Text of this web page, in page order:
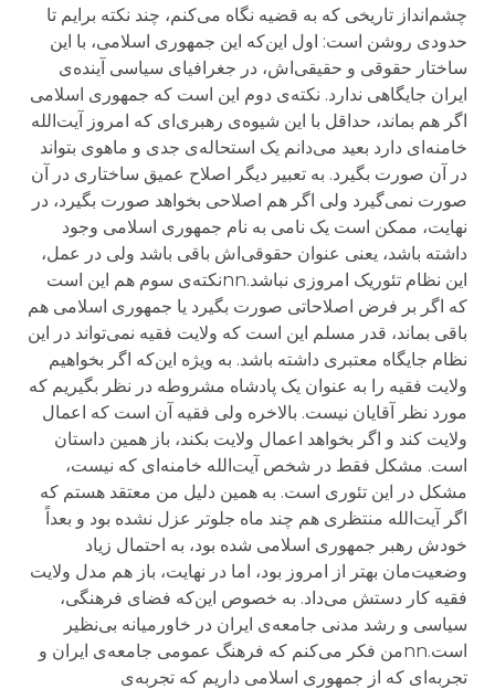
چشم‌انداز تاریخی که به قضیه نگاه می‌کنم، چند نکته برایم تا
حدودی روشن است: اول این‌که این جمهوری اسلامی، با این
ساختار حقوقی و حقیقی‌اش، در جغرافیای سیاسی آینده‌ی
ایران جایگاهی ندارد. نکته‌ی دوم این است که جمهوری اسلامی
اگر هم بماند، حداقل با این شیوه‌ی رهبری‌ای که امروز آیت‌الله
خامنه‌ای دارد بعید می‌دانم یک استحاله‌ی جدی و ماهوی بتواند
در آن صورت بگیرد. به تعبیر دیگر اصلاح عمیق ساختاری در آن
صورت نمی‌گیرد ولی اگر هم اصلاحی بخواهد صورت بگیرد، در
نهایت، ممکن است یک نامی به نام جمهوری اسلامی وجود
داشته باشد، یعنی عنوان حقوقی‌اش باقی باشد ولی در عمل،
این نظام تئوریک امروزی نباشد.nnنکته‌ی سوم هم این است
که اگر بر فرض اصلاحاتی صورت بگیرد یا جمهوری اسلامی هم
باقی بماند، قدر مسلم این است که ولایت فقیه نمی‌تواند در این
نظام جایگاه معتبری داشته باشد. به ویژه این‌که اگر بخواهیم
ولایت فقیه را به عنوان یک پادشاه مشروطه در نظر بگیریم که
مورد نظر آقایان نیست. بالاخره ولی فقیه آن است که اعمال
ولایت کند و اگر بخواهد اعمال ولایت بکند، باز همین داستان
است. مشکل فقط در شخص آیت‌الله خامنه‌ای که نیست،
مشکل در این تئوری است. به همین دلیل من معتقد هستم که
اگر آیت‌الله منتظری هم چند ماه جلوتر عزل نشده بود و بعداً
خودش رهبر جمهوری اسلامی شده بود، به احتمال زیاد
وضعیت‌مان بهتر از امروز بود، اما در نهایت، باز هم مدل ولایت
فقیه کار دستش می‌داد. به خصوص این‌که فضای فرهنگی،
سیاسی و رشد مدنی جامعه‌ی ایران در خاورمیانه بی‌نظیر
است.nnمن فکر می‌کنم که فرهنگ عمومی جامعه‌ی ایران و
تجربه‌ای که از جمهوری اسلامی داریم که تجربه‌ی